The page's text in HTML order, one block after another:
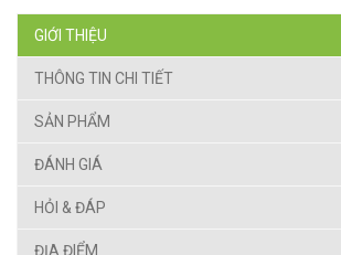
GIỚI THIỆU
THÔNG TIN CHI TIẾT
SẢN PHẨM
ĐÁNH GIÁ
HỎI & ĐÁP
ĐỊA ĐIỂM